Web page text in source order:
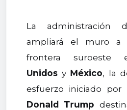
La
ampliará el muro
frontera suroeste
Unidos y México, la
esfuerzo iniciado por
Donald Trump